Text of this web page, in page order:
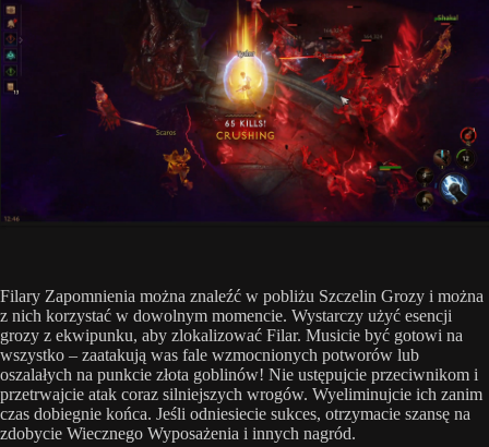
Filary Zapomnienia można znaleźć w pobliżu Szczelin Grozy i można
z nich korzystać w dowolnym momencie. Wystarczy użyć esencji
grozy z ekwipunku, aby zlokalizować Filar. Musicie być gotowi na
wszystko – zaatakują was fale wzmocnionych potworów lub
oszalałych na punkcie złota goblinów! Nie ustępujcie przeciwnikom i
przetrwajcie atak coraz silniejszych wrogów. Wyeliminujcie ich zanim
czas dobiegnie końca. Jeśli odniesiecie sukces, otrzymacie szansę na
zdobycie Wiecznego Wyposażenia i innych nagród.